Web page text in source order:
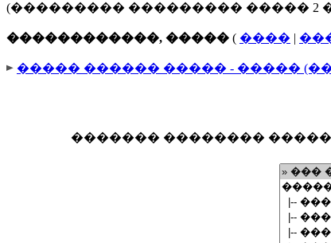
(��������� ��������� ����� 2
������������, ����� ( ���� |
����� ������ ����� - �����
������� ��������